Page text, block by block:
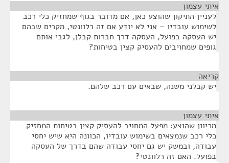
איתי עצמון
לעניין התיקון שהוצע כאן, אם מדובר בגוף שמחזיק כלי רכב
לשימוש עובדיו – אני לא יודע אם זה רלוונטי, מקרים שבהם
יש העסקה בפועל, העסקה דרך חברות קבלן, לגבי אותם
גופים שמחויבים להעסיק קצין בטיחות?
קריאה
יש קבלני משנה, שבאים עם רכב שלהם.
איתי עצמון
מכיוון שהוצע: מפעל המחויב להעסיק קצין בטיחות המחזיק
כלי רכב שנמצאים בשימוש עובדיו, הכוונה היא שיש יחסי
עבודה, ובמשק יש גם יחסי עבודה שהם בדרך של העסקה
בפועל. האם זה רלוונטי?